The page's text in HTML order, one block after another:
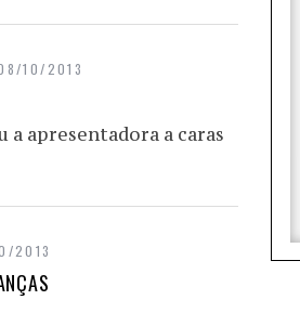
10/2013
apresentadora a caras
2013